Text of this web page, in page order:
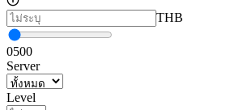
THB
0500
Server
Level